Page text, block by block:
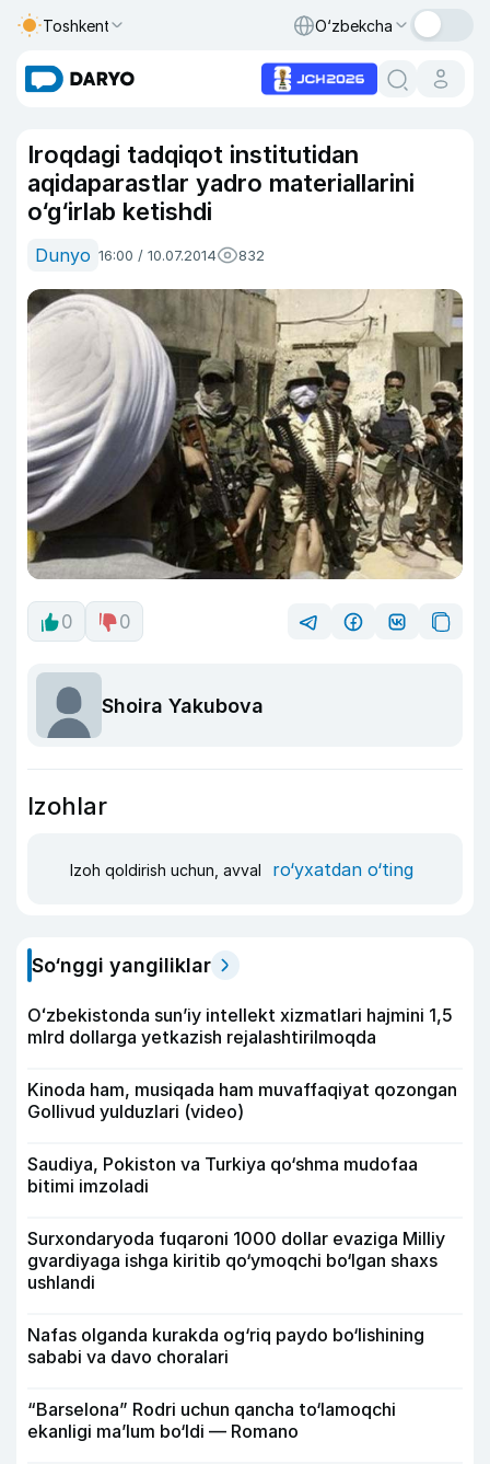
Toshkent O‘zbekcha
Iroqdagi tadqiqot institutidan
aqidaparastlar yadro materiallarini
o‘g‘irlab ketishdi
Dunyo 16:00 / 10.07.2014 832
0 0
Shoira Yakubova
Izohlar
Izoh qoldirish uchun, avval ro‘yxatdan o‘ting
So‘nggi yangiliklar
Oʻzbekistonda sunʼiy intellekt xizmatlari hajmini 1,5
mlrd dollarga yetkazish rejalashtirilmoqda
Kinoda ham, musiqada ham muvaffaqiyat qozongan
Gollivud yulduzlari (video)
Saudiya, Pokiston va Turkiya qo‘shma mudofaa
bitimi imzoladi
Surxondaryoda fuqaroni 1000 dollar evaziga Milliy
gvardiyaga ishga kiritib qo‘ymoqchi bo‘lgan shaxs
ushlandi
Nafas olganda kurakda og‘riq paydo bo‘lishining
sababi va davo choralari
“Barselona” Rodri uchun qancha to‘lamoqchi
ekanligi ma’lum bo‘ldi — Romano